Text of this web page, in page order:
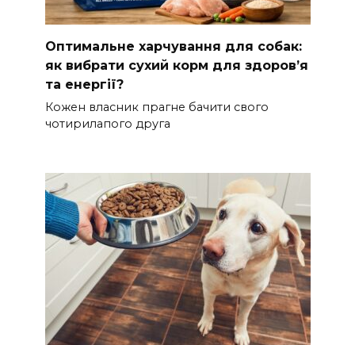
Оптимальне харчування для собак:
як вибрати сухий корм для здоров’я
та енергії?
Кожен власник прагне бачити свого
чотирилапого друга